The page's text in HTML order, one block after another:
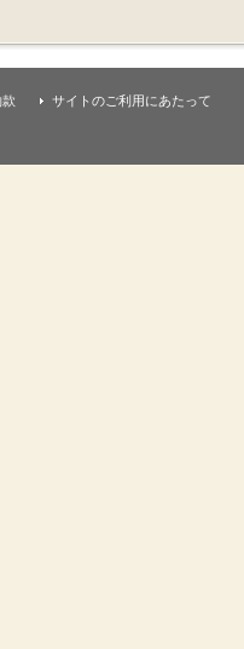
サイトのご利用にあたって